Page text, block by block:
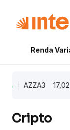
Renda
AZZA3 17,02
Cripto